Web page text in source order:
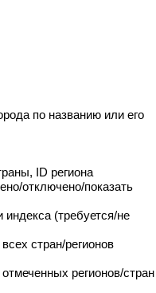
по названию или его
ID региона
отключено/показать
(требуется/не
стран/регионов
регионов/стран